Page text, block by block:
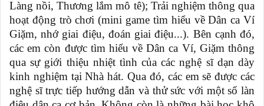
Làng nồi, Thương lắm mô tê); Trải nghiệm thông qua
hoạt động trò chơi (mini game tìm hiểu vềDân ca Ví
Giặm, nhớ giai điệu, đoán giai điệu...). Bên cạnh đó,
các em còn được tìm hiểu vềDân ca Ví, Giặm thông
qua sự giới thiệu nhiệt tình của các nghệ sĩ dạn dày
kinh nghiệm tại Nhà hát. Qua đó, các em sẽ được các
nghệ sĩ trực tiếp hướng dẫn và thử sức với một số làn